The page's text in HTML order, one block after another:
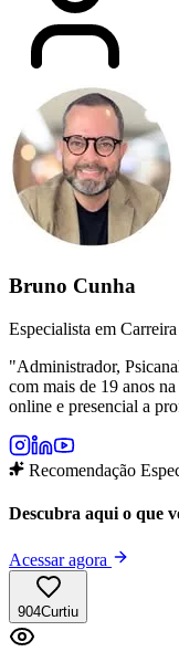
Bruno Cunha
Especialista em Carreira
"Administrador,
com mais de 19 anos
online e presencial a
Recomendação
Descubra aqui o que
Acessar agora
904Curtiu